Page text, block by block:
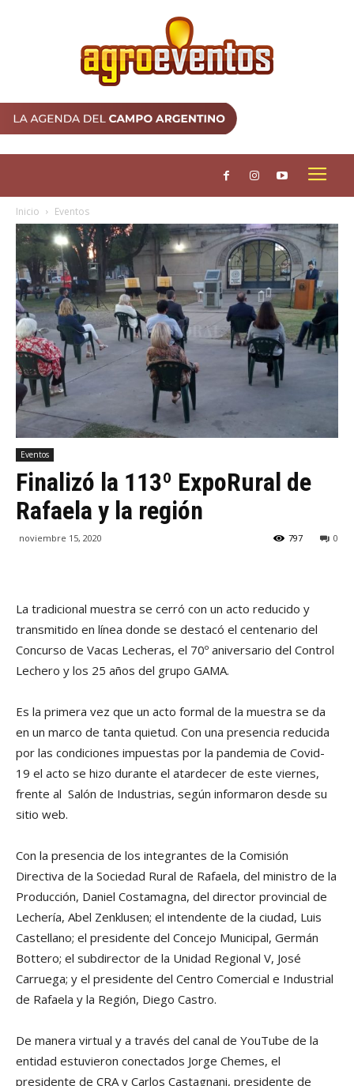
Inicio Eventos
Eventos
Finalizó la 113º ExpoRural de
Rafaela y la región
noviembre 15, 2020 0
797
La tradicional muestra se cerró con un acto reducido y
transmitido en línea donde se destacó el centenario del
Concurso de Vacas Lecheras, el 70º aniversario del Control
Lechero y los 25 años del grupo GAMA.
Es la primera vez que un acto formal de la muestra se da
en un marco de tanta quietud. Con una presencia reducida
por las condiciones impuestas por la pandemia de Covid-
19 el acto se hizo durante el atardecer de este viernes,
frente al Salón de Industrias, según informaron desde su
sitio web.
Con la presencia de los integrantes de la Comisión
Directiva de la Sociedad Rural de Rafaela, del ministro de la
Producción, Daniel Costamagna, del director provincial de
Lechería, Abel Zenklusen; el intendente de la ciudad, Luis
Castellano; el presidente del Concejo Municipal, Germán
Bottero; el subdirector de la Unidad Regional V, José
Carruega; y el presidente del Centro Comercial e Industrial
de Rafaela y la Región, Diego Castro.
De manera virtual y a través del canal de YouTube de la
entidad estuvieron conectados Jorge Chemes, el
presidente de CRA y Carlos Castagnani, presidente de